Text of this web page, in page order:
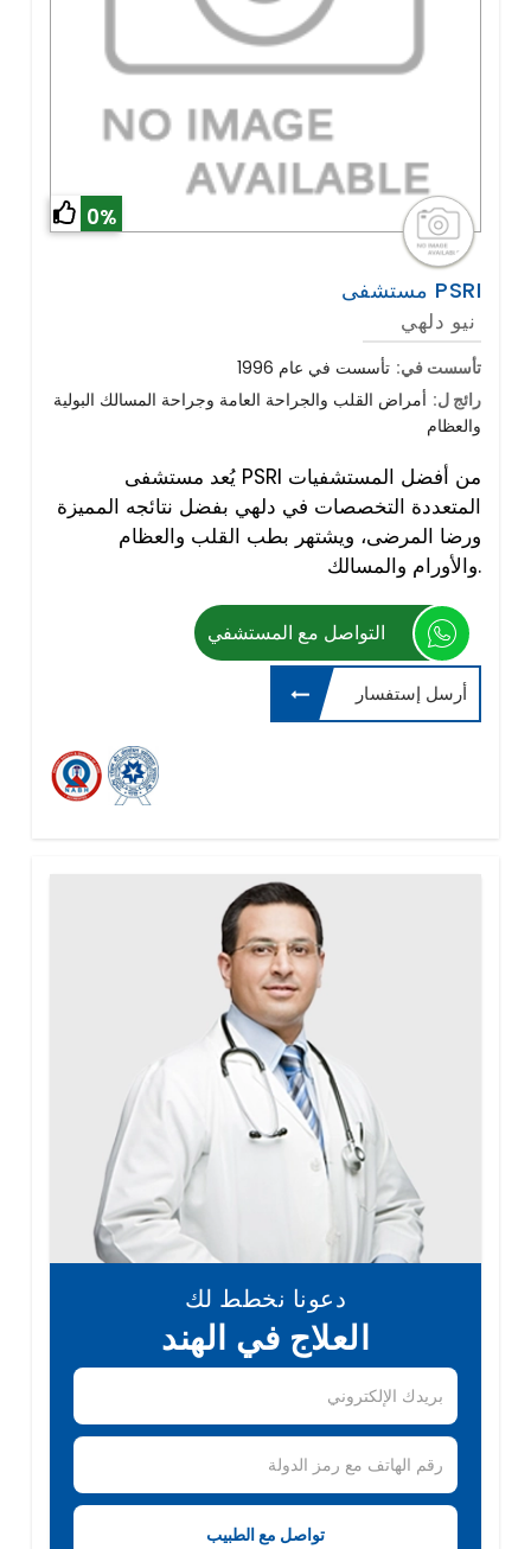
0%
مستشفى PSRI
نيو دلهي
تأسست في: تأسست في عام 1996
رائج ل: أمراض القلب والجراحة العامة وجراحة المسالك البولية
والعظام
يُعد مستشفى PSRI من أفضل المستشفيات
المتعددة التخصصات في دلهي بفضل نتائجه المميزة
ورضا المرضى، ويشتهر بطب القلب والعظام
والأورام والمسالك.
التواصل مع المستشفي
أرسل إستفسار
دعونا نخطط لك
العلاج في الهند